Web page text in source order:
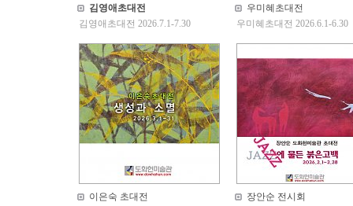
김영애초대전
김영애초대전 2026.7.1-7.30
우미혜초대전
우미혜초대전 2026.6.1-6.30
이은숙 초대전
장안순 전시회